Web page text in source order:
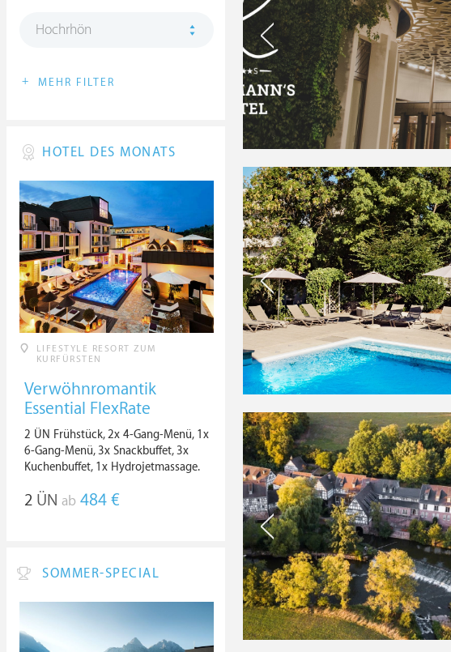
Hochrhön
+ MEHR FILTER
HOTEL DES MONATS
LIFESTYLE RESORT ZUM
KURFÜRSTEN
Verwöhnromantik
Essential FlexRate
2 ÜN Frühstück, 2x 4-Gang-Menü, 1x
6-Gang-Menü, 3x Snackbuffet, 3x
Kuchenbuffet, 1x Hydrojetmassage.
2 ÜN ab 484 €
SOMMER-SPECIAL